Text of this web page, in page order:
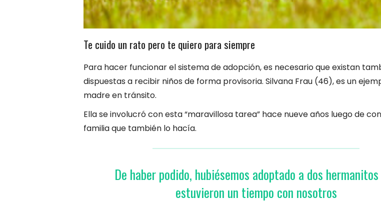
Te cuido un rato pero te quiero para siempre
Para hacer funcionar el sistema de adopción, es necesario que existan
dispuestas a recibir niños de forma provisoria. Silvana Frau (46), es un
madre en tránsito.
Ella se involucró con esta “maravillosa tarea” hace nueve años luego de
familia que también lo hacía.
De haber podido, hubiésemos adoptado a dos
estuvieron un tiempo con nosotros